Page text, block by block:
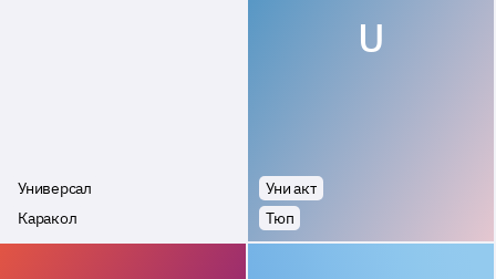
Универсал
Каракол
U
Уни акт
Тюп